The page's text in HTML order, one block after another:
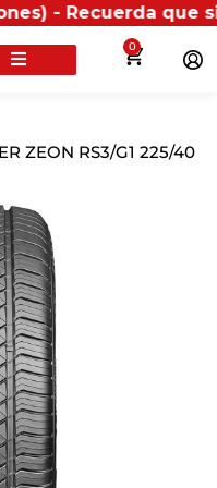
que si
0
ZEON RS3/G1 225/40